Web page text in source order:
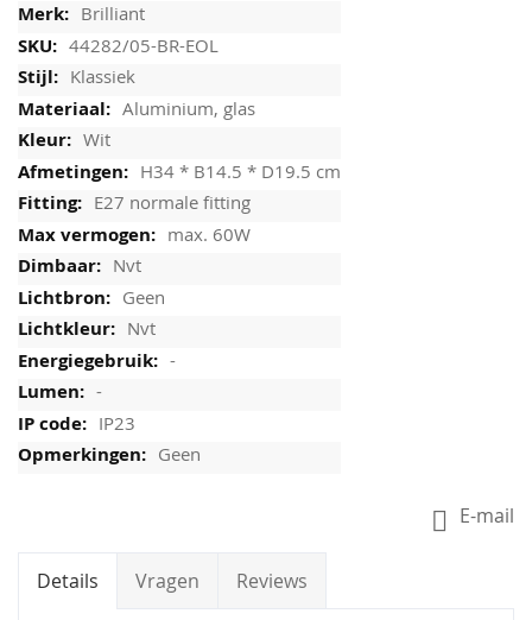
Brilliant
44282/05-BR-EOL
Klassiek
Aluminium, glas
Wit
H34 * B14.5 * D19.5 cm
E27 normale fitting
max. 60W
Nvt
Geen
Nvt
-
-
IP23
Geen
E-mail
Details Vragen Reviews